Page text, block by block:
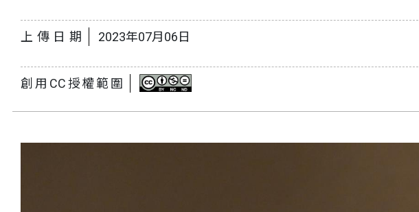
上傳日期 2023年07月06日
創用CC授權範圍